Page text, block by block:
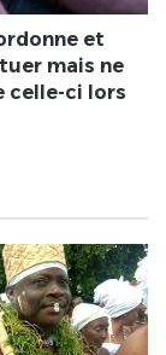
et
mais ne
celle-ci lors